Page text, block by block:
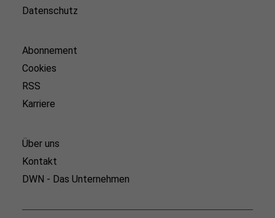
Datenschutz
Abonnement
Cookies
RSS
Karriere
Über uns
Kontakt
DWN - Das Unternehmen